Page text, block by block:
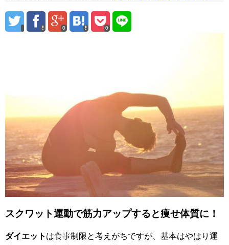
0 0
スクワット運動で筋力アップすると痩せ体質に！
ダイエット は食事制限と考えがちですが、基本はやはり運